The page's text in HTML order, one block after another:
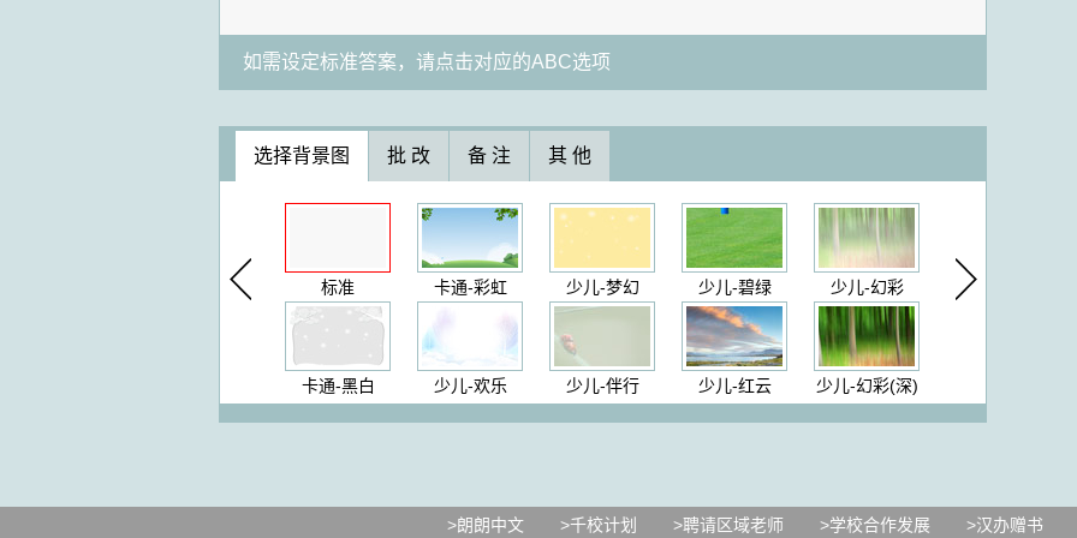
如需设定标准答案，请点击对应的ABC选项
选择背景图 批 改 备 注 其 他
标准
卡通-黑白
卡通-彩虹
少儿-欢乐
少儿-梦幻
少儿-伴行
少儿-碧绿
少儿-红云
少儿-幻彩
少儿-幻彩(深)
>朗朗中文 >千校计划 >聘请区域老师 >学校合作发展 >汉办赠书